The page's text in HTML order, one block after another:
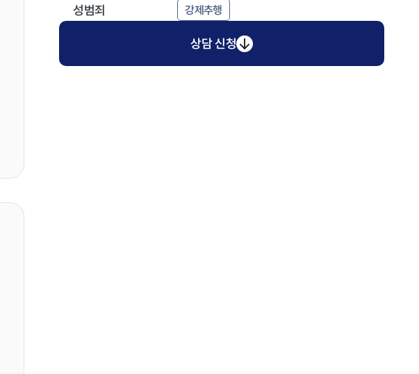
성범죄 강제추행
상담 신청